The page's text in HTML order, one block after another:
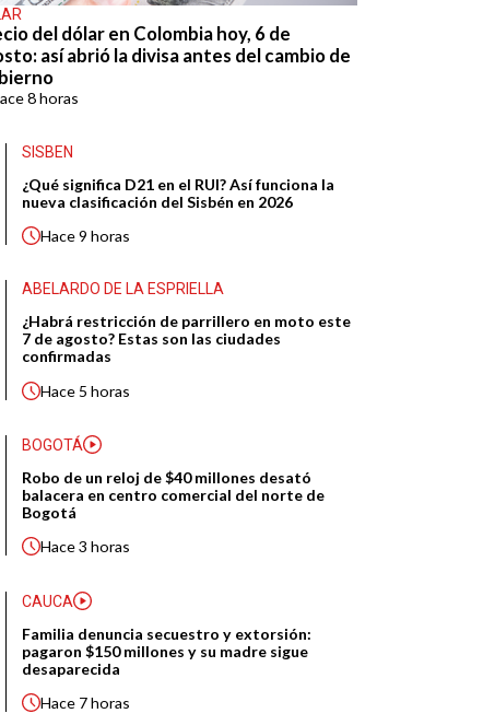
del dólar en Colombia hoy, 6 de
así abrió la divisa antes del cambio de
8 horas
SISBEN
¿Qué significa D21 en el RUI? Así funciona la
nueva clasificación del Sisbén en 2026
Hace9 horas
ABELARDO DE LA ESPRIELLA
¿Habrá restricción de parrillero en moto este
7 de agosto? Estas son las ciudades
confirmadas
Hace 5 horas
BOGOTÁ
Robo de un reloj de $40 millones desató
balacera en centro comercial del norte de
Bogotá
Hace3 horas
CAUCA
Familia denuncia secuestro y extorsión:
pagaron $150 millones y su madre sigue
desaparecida
Hace 7 horas